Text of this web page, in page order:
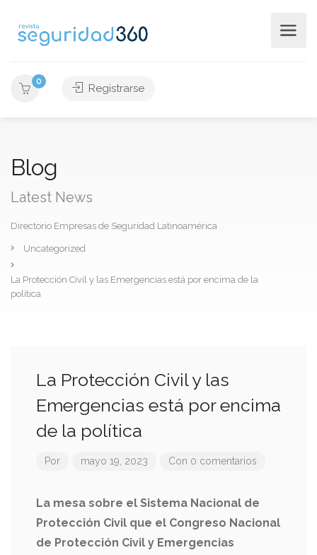
0
Registrarse
Blog
Latest News
Directorio Empresas de Seguridad Latinoamérica
Uncategorized
La Protección Civil y las Emergencias está por encima de la
política
La Protección Civil y las
Emergencias está por encima
de la política
Por mayo 19, 2023 Con 0 comentarios
La mesa sobre el Sistema Nacional de
Protección Civil que el Congreso Nacional
de Protección Civil y Emergencias